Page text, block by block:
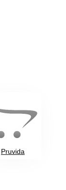
Pruvida